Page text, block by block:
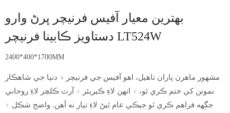
بهترين معيار آفيس فرنيچر ڀرڻ وارو
دستاويز ڪابينا فرنيچر LT524W
2400*400*1700MM
مشهور ماهرن پاران ٺاهيل، اهو آفيس جي فرنيچر ۾ دنيا جي شاهڪار
نمونن کي ختم ڪري ٿو، ۽ انهن لاءِ ڪيريئر ۽ آرٽ ڪلچر لاءِ روحاني
جڳهه فراهم ڪري ٿو جيڪي عام ٿيڻ لاءِ تيار نه آهن. واضح شڪل ۽